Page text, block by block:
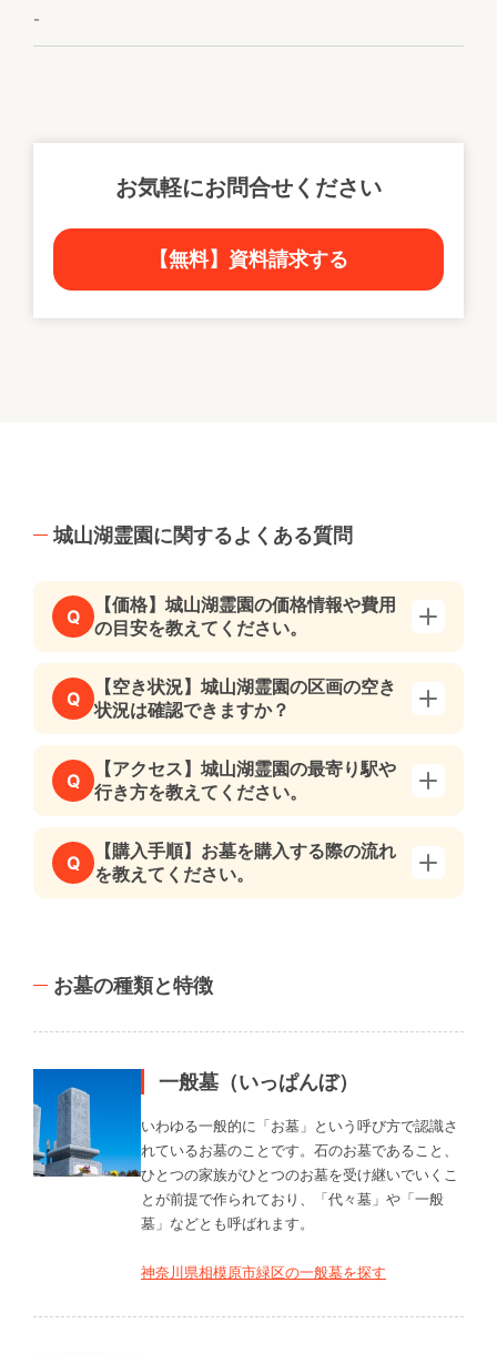
-
お気軽にお問合せください
【無料】資料請求する
城山湖霊園に関するよくある質問
Q
【価格】城山湖霊園の価格情報や費用
の目安を教えてください。
Q
【空き状況】城山湖霊園の区画の空き
状況は確認できますか？
Q
【アクセス】城山湖霊園の最寄り駅や
行き方を教えてください。
Q
【購入手順】お墓を購入する際の流れ
を教えてください。
お墓の種類と特徴
一般墓（いっぱんぼ）
いわゆる一般的に「お墓」という呼び方で認識さ
れているお墓のことです。石のお墓であること、
ひとつの家族がひとつのお墓を受け継いでいくこ
とが前提で作られており、「代々墓」や「一般
墓」などとも呼ばれます。
神奈川県相模原市緑区の一般墓を探す